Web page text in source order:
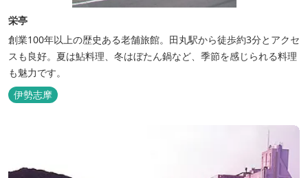
栄亭
創業100年以上の歴史ある老舗旅館。田丸駅から徒歩約3分とアクセ
スも良好。夏は鮎料理、冬はぼたん鍋など、季節を感じられる料理
も魅力です。
伊勢志摩